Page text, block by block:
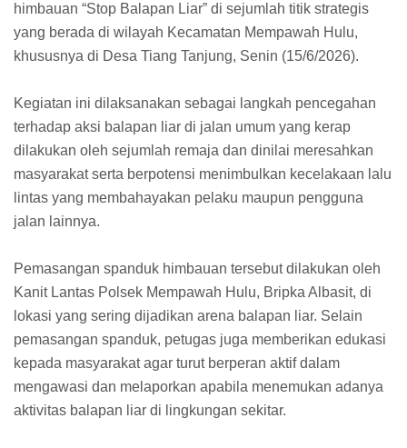
himbauan “Stop Balapan Liar” di sejumlah titik strategis
yang berada di wilayah Kecamatan Mempawah Hulu,
khususnya di Desa Tiang Tanjung, Senin (15/6/2026).
Kegiatan ini dilaksanakan sebagai langkah pencegahan
terhadap aksi balapan liar di jalan umum yang kerap
dilakukan oleh sejumlah remaja dan dinilai meresahkan
masyarakat serta berpotensi menimbulkan kecelakaan lalu
lintas yang membahayakan pelaku maupun pengguna
jalan lainnya.
Pemasangan spanduk himbauan tersebut dilakukan oleh
Kanit Lantas Polsek Mempawah Hulu, Bripka Albasit, di
lokasi yang sering dijadikan arena balapan liar. Selain
pemasangan spanduk, petugas juga memberikan edukasi
kepada masyarakat agar turut berperan aktif dalam
mengawasi dan melaporkan apabila menemukan adanya
aktivitas balapan liar di lingkungan sekitar.